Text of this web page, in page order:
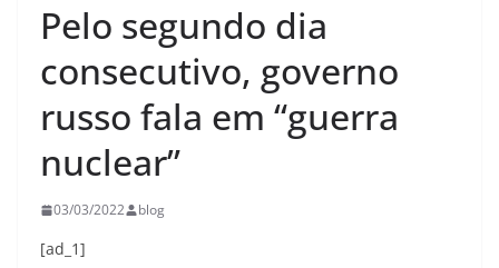
Pelo segundo dia
consecutivo, governo
russo fala em “guerra
nuclear”
03/03/2022 blog
[ad_1]